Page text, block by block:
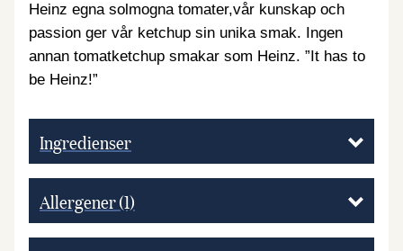
Heinz egna solmogna tomater,vår kunskap och
passion ger vår ketchup sin unika smak. Ingen
annan tomatketchup smakar som Heinz. ”It has to
be Heinz!”
Ingredienser
Allergener(1)